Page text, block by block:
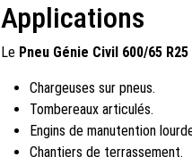
Applications
Le Pneu Génie Civil 600/65 R25
Chargeuses sur pneus.
Tombereaux articulés.
Engins de manutention
Chantiers de terrassement.